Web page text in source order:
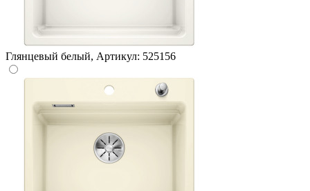
Глянцевый белый, Артикул: 525156